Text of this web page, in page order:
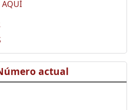
AQUÍ
actual